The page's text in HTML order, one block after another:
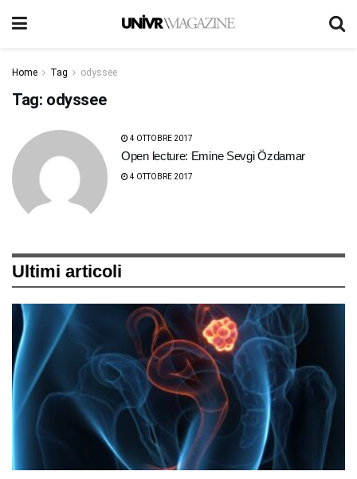
Home Tag odyssee
Tag: odyssee
4 OTTOBRE 2017
Open lecture: Emine Sevgi Özdamar
4 OTTOBRE 2017
Ultimi articoli